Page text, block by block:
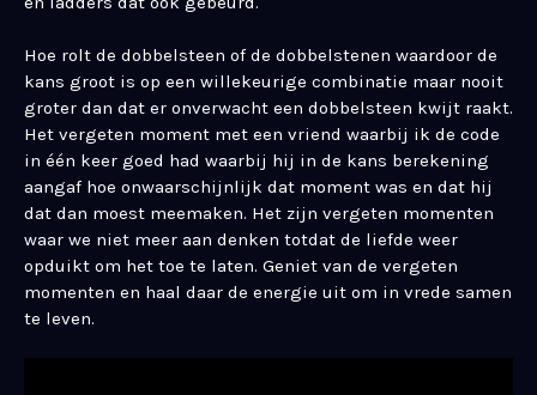
Hoe rolt de dobbelsteen of de dobbelstenen waardoor de
kans groot is op een willekeurige combinatie maar nooit
groter dan dat er onverwacht een dobbelsteen kwijt raakt.
Het vergeten moment met een vriend waarbij ik de code
in één keer goed had waarbij hij in de kans berekening
aangaf hoe onwaarschijnlijk dat moment was en dat hij
dat dan moest meemaken. Het zijn vergeten momenten
waar we niet meer aan denken totdat de liefde weer
opduikt om het toe te laten. Geniet van de vergeten
momenten en haal daar de energie uit om in vrede samen
te leven.